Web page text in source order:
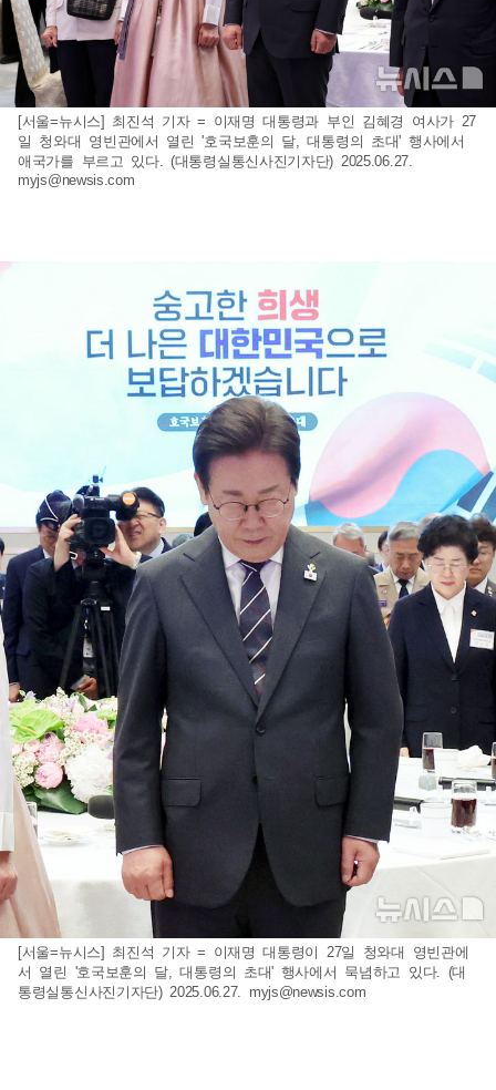
[서울=뉴시스] 최진석 기자 = 이재명 대통령과 부인 김혜경 여사가 27
일 청와대 영빈관에서 열린 '호국보훈의 달, 대통령의 초대' 행사에서
애국가를 부르고 있다. (대통령실통신사진기자단) 2025.06.27.
myjs@newsis.com
[서울=뉴시스] 최진석 기자 = 이재명 대통령이 27일 청와대 영빈관에
서 열린 '호국보훈의 달, 대통령의 초대' 행사에서 묵념하고 있다. (대
통령실통신사진기자단) 2025.06.27. myjs@newsis.com